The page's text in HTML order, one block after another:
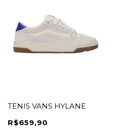
TENIS VANS HYLANE
R$659,90